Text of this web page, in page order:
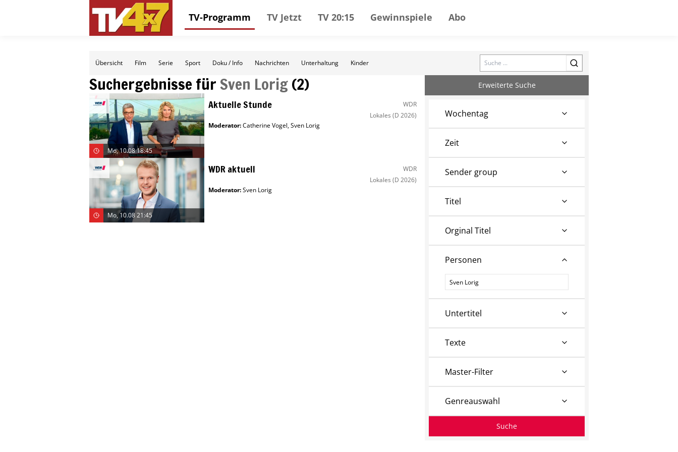
TV-Programm TV Jetzt TV 20:15 Gewinnspiele Abo
Übersicht Film Serie Sport Doku / Info Nachrichten Unterhaltung Kinder Search
Suchergebnisse fürSven Lorig(2)
Mo, 10.08 18:45
Aktuelle Stunde
WDR
Lokales (D 2026)
Moderator:Catherine Vogel,Sven Lorig
Mo, 10.08 21:45
WDR aktuell
WDR
Lokales (D 2026)
Moderator:Sven Lorig
Erweiterte Suche
Wochentag
Zeit
Sender group
Titel
Orginal Titel
Personen
Personen
Untertitel
Texte
Master-Filter
Genreauswahl
Suche